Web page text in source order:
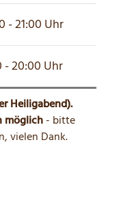
- 21:00 Uhr
- 20:00 Uhr
Heiligabend).
möglich - bitte
vielen Dank.